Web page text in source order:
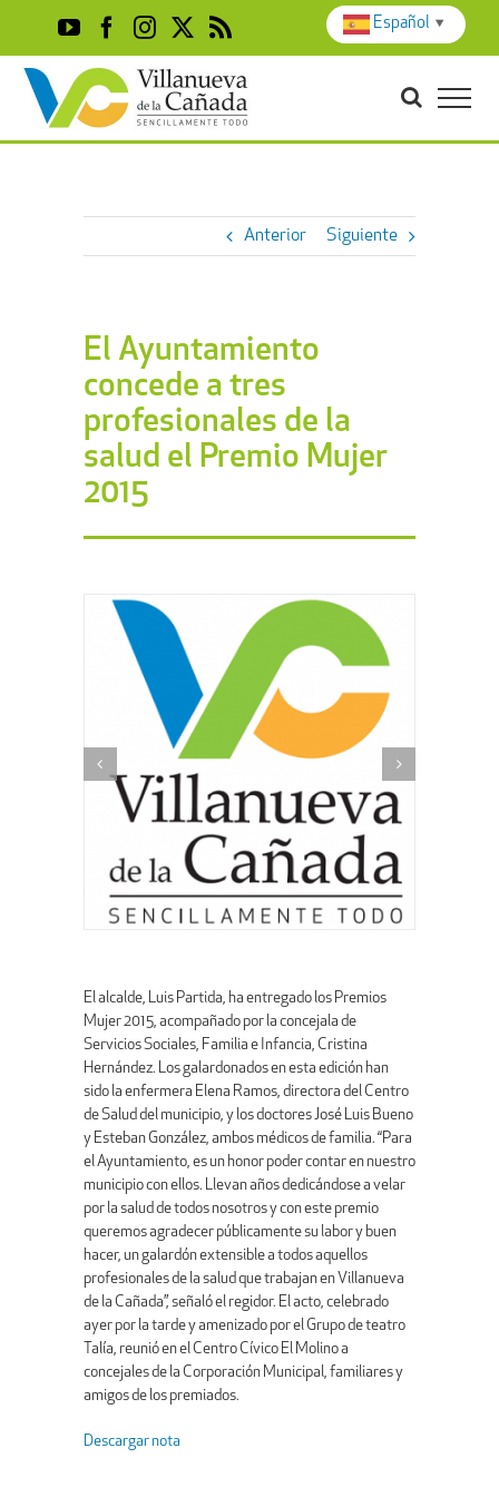
content
YouTubeFacebook
Instagram
X Rss
Anterior Siguiente
El Ayuntamiento
concede a tres
profesionales de la
salud el Premio Mujer
2015
El alcalde, Luis Partida, ha entregado los Premios
Mujer 2015, acompañado por la concejala de
Servicios Sociales, Familia e Infancia, Cristina
Hernández. Los galardonados en esta edición han
sido la enfermera Elena Ramos, directora del Centro
de Salud del municipio, y los doctores José Luis Bueno
y Esteban González, ambos médicos de familia. “Para
el Ayuntamiento, es un honor poder contar en nuestro
municipio con ellos. Llevan años dedicándose a velar
por la salud de todos nosotros y con este premio
queremos agradecer públicamente su labor y buen
hacer, un galardón extensible a todos aquellos
profesionales de la salud que trabajan en Villanueva
de la Cañada”, señaló el regidor. El acto, celebrado
ayer por la tarde y amenizado por el Grupo de teatro
Talía, reunió en el Centro Cívico El Molino a
concejales de la Corporación Municipal, familiares y
amigos de los premiados.
Descargar nota
Español ▼